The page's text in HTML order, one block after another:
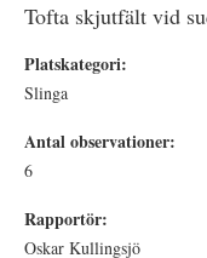
Tofta skjutfält vid
Platskategori:
Slinga
Antal observationer:
6
Rapportör:
Oskar Kullingsjö